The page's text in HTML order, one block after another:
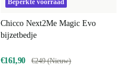
Chicco Next2Me Magic Evo
bijzetbedje
€161,90 €249 (Nieuw)